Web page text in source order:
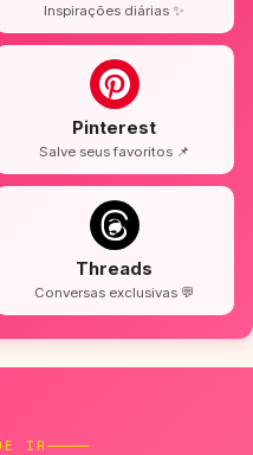
Inspirações diárias ✨
Pinterest
Salve seus favoritos 📌
Threads
Conversas exclusivas 💬
IR